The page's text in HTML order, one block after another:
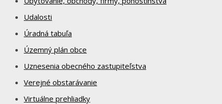
Udalosti
Úradná tabuľa
Územný plán obce
Uznesenia obecného zastupiteľstva
Verejné obstarávanie
Virtuálne prehliadky